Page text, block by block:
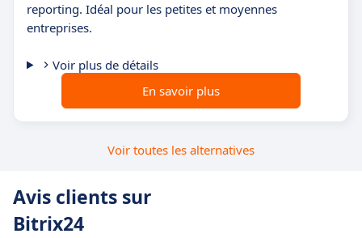
reporting. Idéal pour les petites et moyennes
entreprises.
Voir plus de détails
En savoir plus
Voir toutes les alternatives
Avis clients sur
Bitrix24